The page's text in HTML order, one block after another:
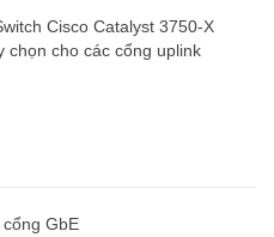
Cisco Catalyst 3750-X
chọn cho các cổng uplink
GbE